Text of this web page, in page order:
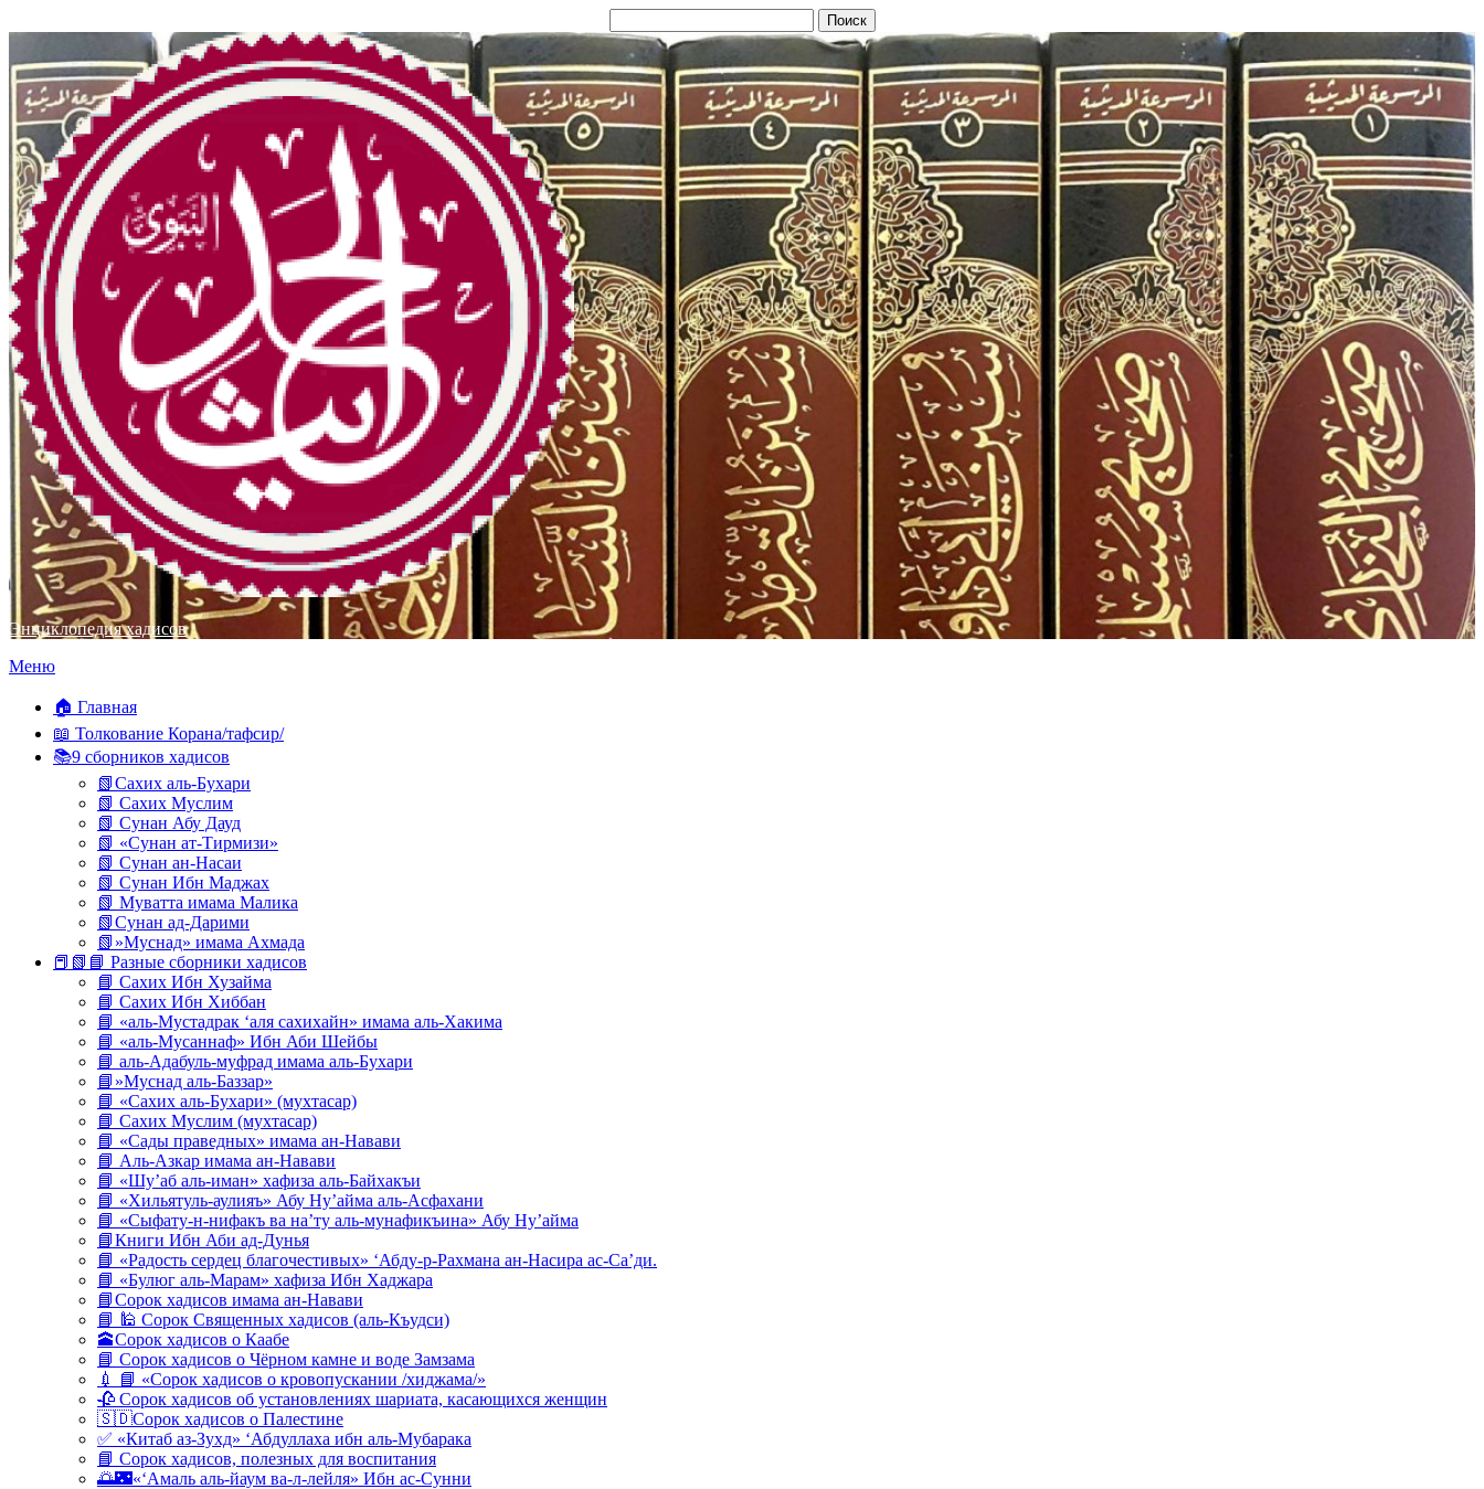
Энциклопедия хадисов
Перейти
содержимому
Меню
🏠 Главная
📖 Толкование Корана/тафсир/
📚9 сборников хадисов
📗Сахих аль-Бухари
📗 Сахих Муслим
📗 Сунан Абу Дауд
📗 «Сунан ат-Тирмизи»
📗 Сунан ан-Насаи
📗 Сунан Ибн Маджах
📗 Муватта имама Малика
📗Сунан ад-Дарими
📗»Муснад» имама Ахмада
📕📗📘 Разные сборники хадисов
📘 Сахих Ибн Хузайма
📘 Сахих Ибн Хиббан
📘 «аль-Мустадрак ‘аля сахихайн» имама аль-Хакима
📘 «аль-Мусаннаф» Ибн Аби Шейбы
📘 аль-Адабуль-муфрад имама аль-Бухари
📘»Муснад аль-Баззар»
📘 «Сахих аль-Бухари» (мухтасар)
📘 Сахих Муслим (мухтасар)
📘 «Сады праведных» имама ан-Навави
📘 Аль-Азкар имама ан-Навави
📘 «Шу’аб аль-иман» хафиза аль-Байхакъи
📘 «Хильятуль-аулияъ» Абу Ну’айма аль-Асфахани
📘 «Сыфату-н-нифакъ ва на’ту аль-мунафикъина» Абу Ну’айма
📘Книги Ибн Аби ад-Дунья
📘 «Радость сердец благочестивых» ‘Абду-р-Рахмана ан-Насира ас-Са’ди.
📘 «Булюг аль-Марам» хафиза Ибн Хаджара
📘Сорок хадисов имама ан-Навави
📘 🕌 Сорок Священных хадисов (аль-Къудси)
🕋Сорок хадисов о Каабе
📘 Сорок хадисов о Чёрном камне и воде Замзама
💉 📘 «Сорок хадисов о кровопускании /хиджама/»
🥀 Сорок хадисов об установлениях шариата, касающихся женщин
🇸🇩Сорок хадисов о Палестине
✅ «Китаб аз-Зухд» ‘Абдуллаха ибн аль-Мубарака
📘 Сорок хадисов, полезных для воспитания
🌅🌃«‘Амаль аль-йаум ва-л-лейля» Ибн ас-Сунни